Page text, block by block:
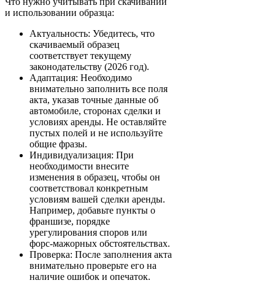
и использовании образца:
Актуальность: Убедитесь, что
скачиваемый образец
соответствует текущему
законодательству (2026 год).
Адаптация: Необходимо
внимательно заполнить все поля
акта, указав точные данные об
автомобиле, сторонах сделки и
условиях аренды. Не оставляйте
пустых полей и не используйте
общие фразы.
Индивидуализация: При
необходимости внесите
изменения в образец, чтобы он
соответствовал конкретным
условиям вашей сделки аренды.
Например, добавьте пункты о
франшизе, порядке
урегулирования споров или
форс-мажорных обстоятельствах.
Проверка: После заполнения акта
внимательно проверьте его на
наличие ошибок и опечаток.